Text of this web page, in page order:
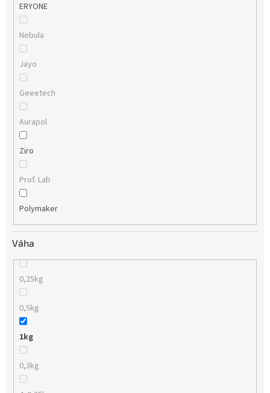
ERYONE
Nebula
Jayo
Geeetech
Aurapol
Ziro
Prof. Lab
Polymaker
Váha
0,25kg
0,5kg
1kg
0,3kg